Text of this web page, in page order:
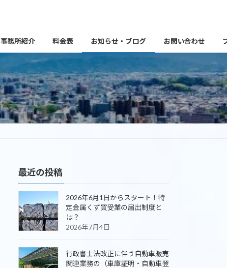
事務所紹介 料金表 お知らせ・ブログ お問い合わせ
最近の投稿
2026年6月1日からスタート！特
定金属くず買受業の届出制度と
は？
2026年7月4日
行政書士法改正に伴う自動車販売
関連業務の（車庫証明・自動車登